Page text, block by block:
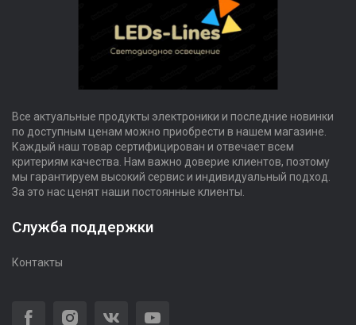
Все актуальные продукты электроники и последние новинки
по доступным ценам можно приобрести в нашем магазине.
Каждый наш товар сертифицирован и отвечает всем
критериям качества. Нам важно доверие клиентов, поэтому
мы гарантируем высокий сервис и индивидуальный подход.
За это нас ценят наши постоянные клиенты.
Служба поддержки
Контакты